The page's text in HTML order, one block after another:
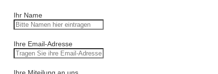
Ihr Name
Ihre Email-Adresse